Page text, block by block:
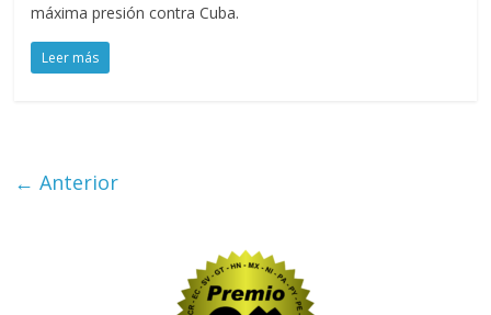
máxima presión contra Cuba.
Leer más
← Anterior